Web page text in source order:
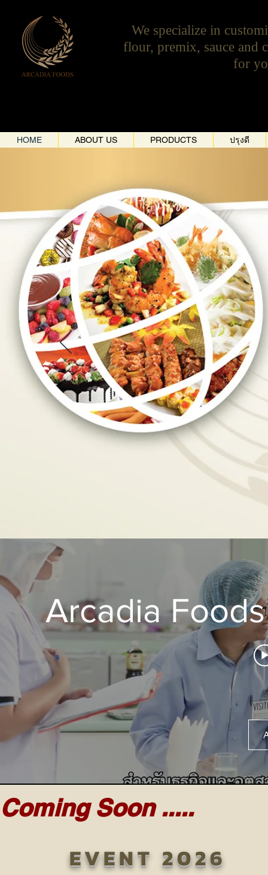
We specialize in
flour, premix, sauce and
for
HOME ABOUT US PRODUCTS ปรุงดี
Arcadia
EVENT 2026
Coming Soon .....